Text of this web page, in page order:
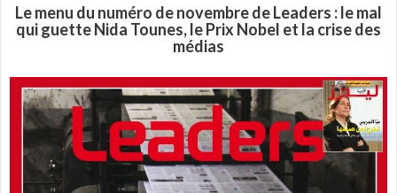
Le menu du numéro de novembre de Leaders : le mal
qui guette Nida Tounes, le Prix Nobel et la crise des
médias